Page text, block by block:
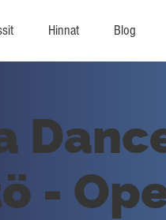
Hinnat Blog
-